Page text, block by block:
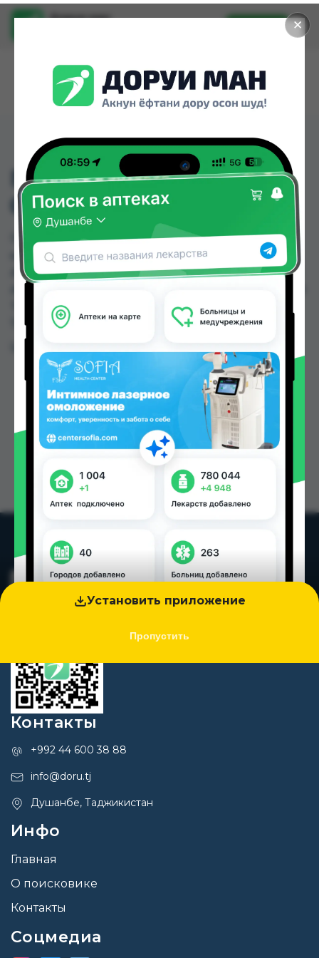
✕
Установить приложение
Пропустить
Доруи ман
Установить
ГАЛЕКС КАПЛИ НАЗАЛ
0,05% 10МЛ
ГАЛЕКС КАПЛИ НАЗАЛ 0,05% 10МЛ можно
купить или заказать в аптеках, Абубакри Карим,
Авиценна, АЗИЗ ВАКО , Алишер-К, Аптека + 24/7,
TJS до 11.50 TJS в Душанбе и других городах
Таджикистана
Контакты
+992 44 600 38 88
info@doru.tj
Душанбе, Таджикистан
Инфо
Главная
О поисковике
Контакты
Соцмедиа